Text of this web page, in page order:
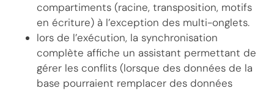
compartiments (racine, transposition, motifs
en écriture) à l’exception des multi-onglets.
lors de l’exécution, la synchronisation
complète affiche un assistant permettant de
gérer les conflits (lorsque des données de la
base pourraient remplacer des données